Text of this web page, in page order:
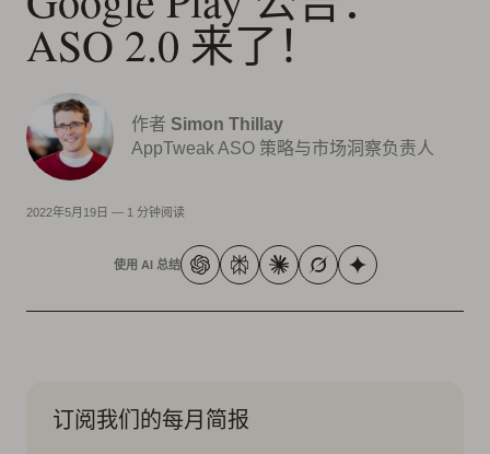
ASO 2.0 来了！
作者 Simon Thillay
AppTweak ASO 策略与市场洞察负责人
2022年5月19日 — 1 分钟阅读
使用 AI 总结
订阅我们的每月简报